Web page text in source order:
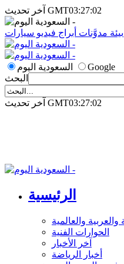
آخر تحديث GMT03:27:02
بيئة مدوَّنات أبراج فيديو سيارات
السعودية اليوم
Google
البحث
آخر تحديث GMT03:27:02
الرئيسية
والعربية والعالمية
الحوارات الفنية
آخر الأخبار
أخبار الرياضة